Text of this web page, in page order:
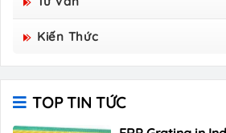
Tấm Sàn Grating Composite
Group Sản Xuất
Kiến Thức
TOP TIN TỨC